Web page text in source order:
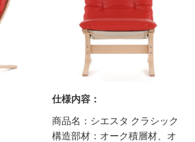
仕様内容：
商品名：シエスタ クラシック
構造部材：オーク積層材、オ